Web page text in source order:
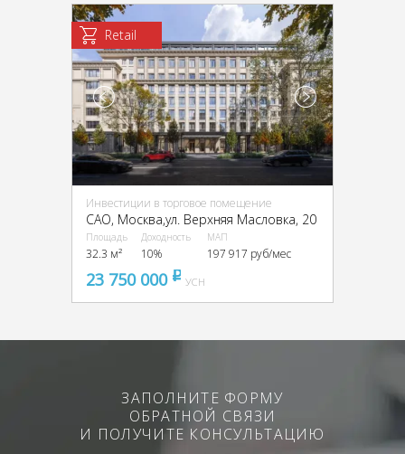
Retail
Инвестиции в торговое помещение
CАО, Москва,ул. Верхняя Масловка, 20
Площадь
32.3 м²
Доходность
10%
МАП
197 917 руб/мес
23 750 000 pуб
УСН
ЗАПОЛНИТЕ ФОРМУ
ОБРАТНОЙ СВЯЗИ
И ПОЛУЧИТЕ КОНСУЛЬТАЦИЮ